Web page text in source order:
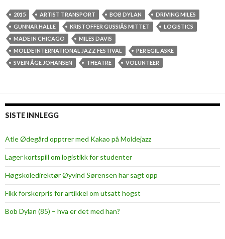
v
n
g
r
2015 ARTIST TRANSPORT BOB DYLAN
DRIVING MILES
GUNNAR HALLE
KRISTOFFER GUSSIÅS MITTET
LOGISTICS
MADE IN CHICAGO
MILES DAVIS
MOLDE INTERNATIONAL JAZZ FESTIVAL
PER EGIL ASKE
SVEIN ÅGE JOHANSEN
THEATRE VOLUNTEER
SISTE INNLEGG
Atle Ødegård opptrer med Kakao på Moldejazz
Lager kortspill om logistikk for studenter
Høgskoledirektør Øyvind Sørensen har sagt opp
Fikk forskerpris for artikkel om utsatt hogst
Bob Dylan (85) – hva er det med han?